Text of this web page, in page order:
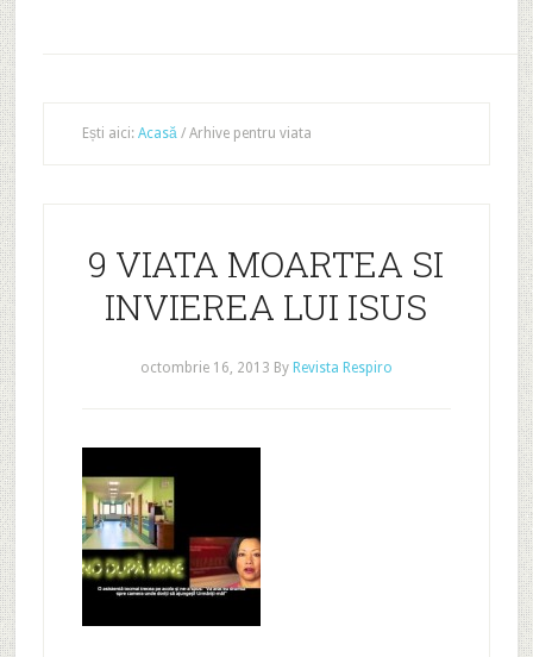
Ești aici: Acasă /Arhive pentru viata
9 VIATA MOARTEA SI
INVIEREA LUI ISUS
octombrie 16, 2013 By Revista Respiro